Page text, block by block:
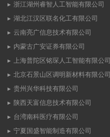
浙江湖州睿智人工智能有限公司
湖北江汉区联名化工有限公司
云南亮广信息技术有限公司
内蒙古广安证券有限公司
上海普陀区铭琛人工智能有限公司
北京石景山区调明新材料有限公司
贵州兴华科技有限公司
陕西天富信息技术有限公司
台湾南科医疗有限公司
宁夏国盛智能制造有限公司